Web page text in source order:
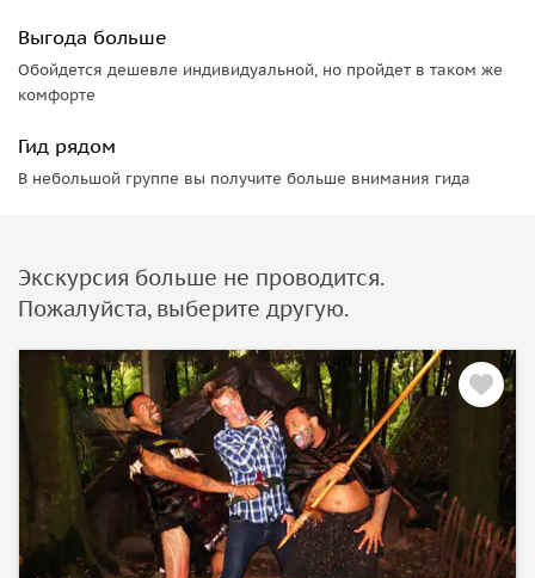
Выгода больше
Обойдется дешевле индивидуальной, но пройдет в таком же
комфорте
Гид рядом
В небольшой группе вы получите больше внимания гида
Экскурсия больше не проводится.
Пожалуйста, выберите другую.